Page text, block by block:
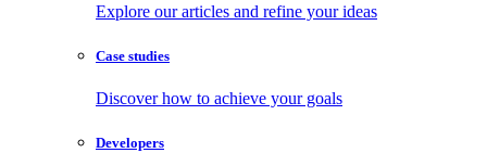
Explore our articles and refine your ideas
Case studies
Discover how to achieve your goals
Developers